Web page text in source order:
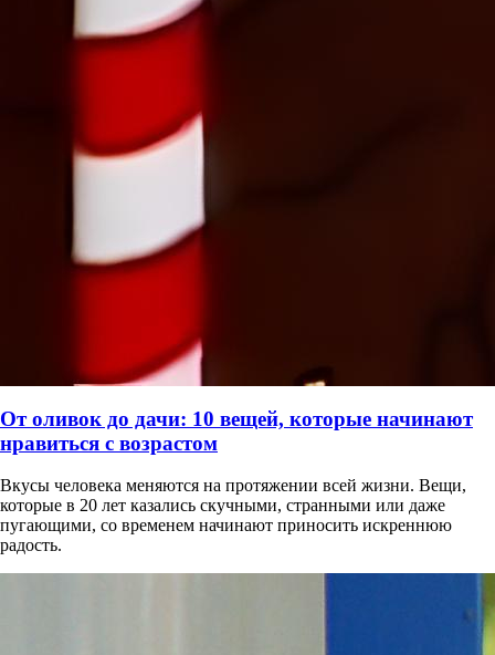
От оливок до дачи: 10 вещей, которые начинают
нравиться с возрастом
Вкусы человека меняются на протяжении всей жизни. Вещи,
которые в 20 лет казались скучными, странными или даже
пугающими, со временем начинают приносить искреннюю
радость.